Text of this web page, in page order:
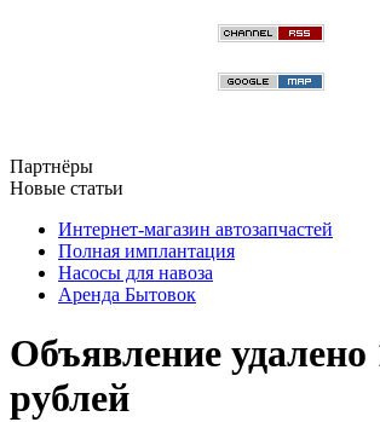
Партнёры
Новые статьи
Интернет-магазин автозапчастей
Полная имплантация
Насосы для навоза
Аренда Бытовок
Объявление удалено
рублей